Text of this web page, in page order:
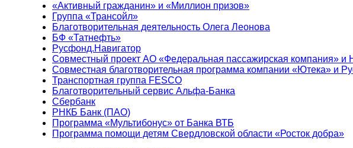
«Активный гражданин» и «Миллион призов»
Группа «Трансойл»
Благотворительная деятельность Олега Леонова
БФ «Татнефть»
Русфонд.Навигатор
Совместный проект АО «Федеральная пассажирская компания» и
Совместная благотворительная программа компании «Ютека» и
Транспортная группа FESCO
Благотворительный сервис Альфа-Банка
Сбербанк
РНКБ Банк (ПАО)
Программа «Мультибонус» от Банка ВТБ
Программа помощи детям Свердловской области «Росток добра»